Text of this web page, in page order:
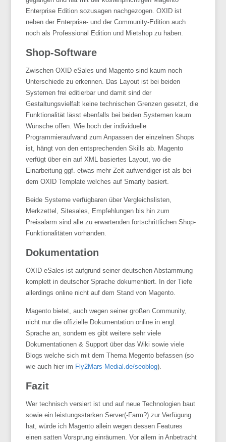
Enterprise Edition sozusagen nachgezogen. OXID ist
neben der Enterprise- und der Community-Edition auch
noch als Professional Edition und Mietshop zu haben.
Shop-Software
Zwischen OXID eSales und Magento sind kaum noch
Unterschiede zu erkennen. Das Layout ist bei beiden
Systemen frei editierbar und damit sind der
Gestaltungsvielfalt keine technischen Grenzen gesetzt, die
Funktionalität lässt ebenfalls bei beiden Systemen kaum
Wünsche offen. Wie hoch der individuelle
Programmieraufwand zum Anpassen der einzelnen Shops
ist, hängt von den entsprechenden Skills ab. Magento
verfügt über ein auf XML basiertes Layout, wo die
Einarbeitung ggf. etwas mehr Zeit aufwendiger ist als bei
dem OXID Template welches auf Smarty basiert.
Beide Systeme verfügbaren über Vergleichslisten,
Merkzettel, Sitesales, Empfehlungen bis hin zum
Preisalarm sind alle zu erwartenden fortschrittlichen Shop-
Funktionalitäten vorhanden.
Dokumentation
OXID eSales ist aufgrund seiner deutschen Abstammung
komplett in deutscher Sprache dokumentiert. In der Tiefe
allerdings online nicht auf dem Stand von Magento.
Magento bietet, auch wegen seiner großen Community,
nicht nur die offizielle Dokumentation online in engl.
Sprache an, sondern es gibt weitere sehr viele
Dokumentationen & Support über das Wiki sowie viele
Blogs welche sich mit dem Thema Megento befassen (so
wie auch hier im Fly2Mars-Medial.de/seoblog).
Fazit
Wer technisch versiert ist und auf neue Technologien baut
sowie ein leistungsstarken Server(-Farm?) zur Verfügung
hat, würde ich Magento allein wegen dessen Features
einen satten Vorsprung einräumen. Vor allem in Anbetracht